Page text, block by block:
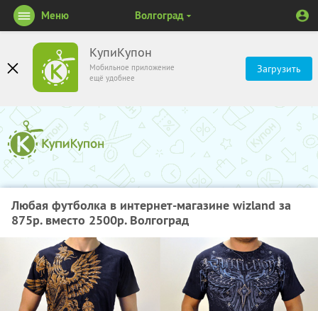
КупиКупон
Мобильное приложение
ещё удобнее
Загрузить
Меню Волгоград
Любая футболка в интернет-магазине wizland за
875р. вместо 2500р. Волгоград